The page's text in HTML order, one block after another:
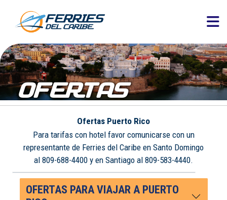
OFERTAS
Ofertas Puerto Rico
Para tarifas con hotel favor comunicarse con un
representante de Ferries del Caribe en Santo Domingo
al 809-688-4400 y en Santiago al 809-583-4440.
OFERTAS PARA VIAJAR A PUERTO